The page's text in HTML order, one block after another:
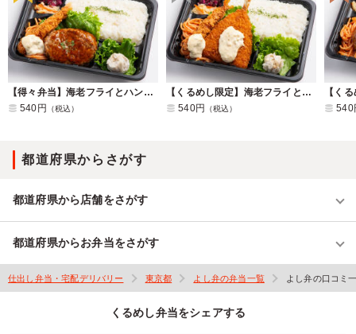
【得々弁当】海老フライとハンバーグ
540円
（税込）
【くるめし限定】海老フライとアジフライ
540円
（税込） 540
都道府県からさがす
都道府県から店舗をさがす
都道府県からお弁当をさがす
仕出し弁当・宅配デリバリー 東京都 よし弁の弁当一覧 よし弁の口コミ
くるめし弁当をシェアする